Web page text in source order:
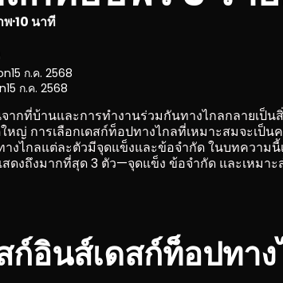
พ·10 นาที
15 ก.ค. 2568
15 ก.ค. 2568
ากที่บ้านและการทำงานร่วมกันทางไกลกลายเป็
หญ่ การเลือกเดสก์ท็อปทางไกลที่เหมาะสมจะเป็
งไกลแต่ละตัวมีจุดแข็งและข้อจำกัด ในบทความนี้
ดงถึงมากที่สุด 3 ตัว—จุดแข็ง ข้อจำกัด และเหมา
ก์อินส์เดสก์ท็อปทา